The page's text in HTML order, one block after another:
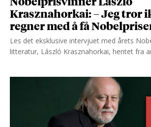
Krasznahorkai: – Jeg tror
regner med å få
Les det eksklusive intervjuet med årets
litteratur, László Krasznahorkai, hentet fra